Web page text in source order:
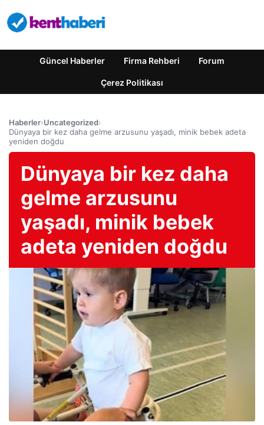
Güncel Haberler Firma Rehberi Forum
Çerez Politikası
Haberler›Uncategorized›
Dünyaya bir kez daha gelme arzusunu yaşadı, minik bebek adeta
yeniden doğdu
Dünyaya bir kez daha
gelme arzusunu
yaşadı, minik bebek
adeta yeniden doğdu